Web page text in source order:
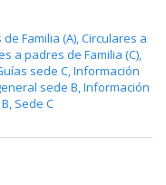
Familia (A),Circulares a
a padres de Familia (C),
sede C,Información
sede B,Información
, Sede C